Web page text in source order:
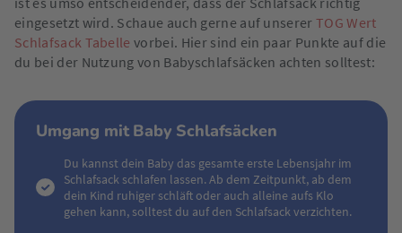
eingesetzt wird. Schaue auch gerne auf unsererTOG Wert
Schlafsack Tabelle vorbei. Hier sind ein paar Punkte auf die
du bei der Nutzung von Babyschlafsäcken achten solltest:
Umgang mit Baby Schlafsäcken
Du kannst dein Baby das gesamte erste Lebensjahr im
Schlafsack schlafen lassen. Ab dem Zeitpunkt, ab dem
dein Kind ruhiger schläft oder auch alleine aufs Klo
gehen kann, solltest du auf den Schlafsack verzichten.